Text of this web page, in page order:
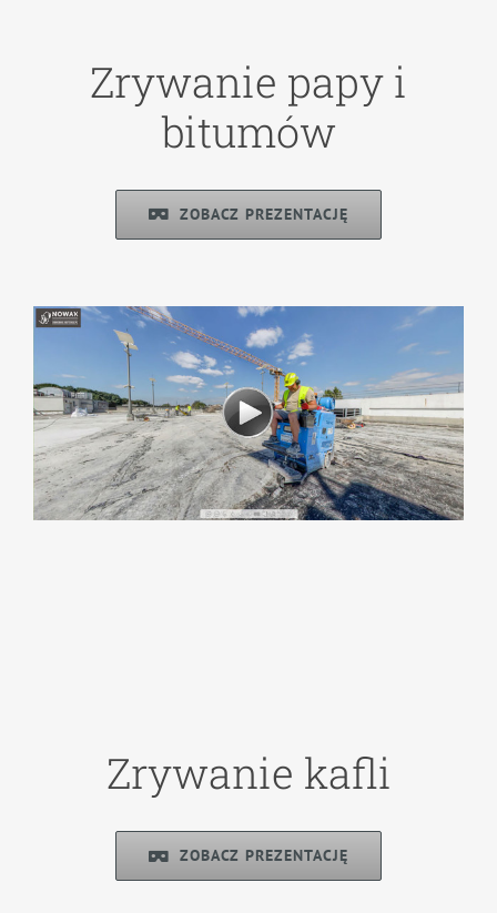
Zrywanie papy i
bitumów
ZOBACZ PREZENTACJĘ
Zrywanie kafli
ZOBACZ PREZENTACJĘ